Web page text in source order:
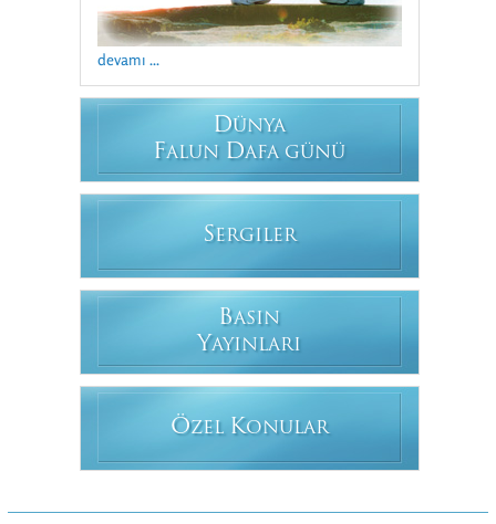
devamı ...
DÜNYA
FALUN DAFA GÜNÜ
SERGILER
BASIN
YAYINLARI
ÖZEL KONULAR